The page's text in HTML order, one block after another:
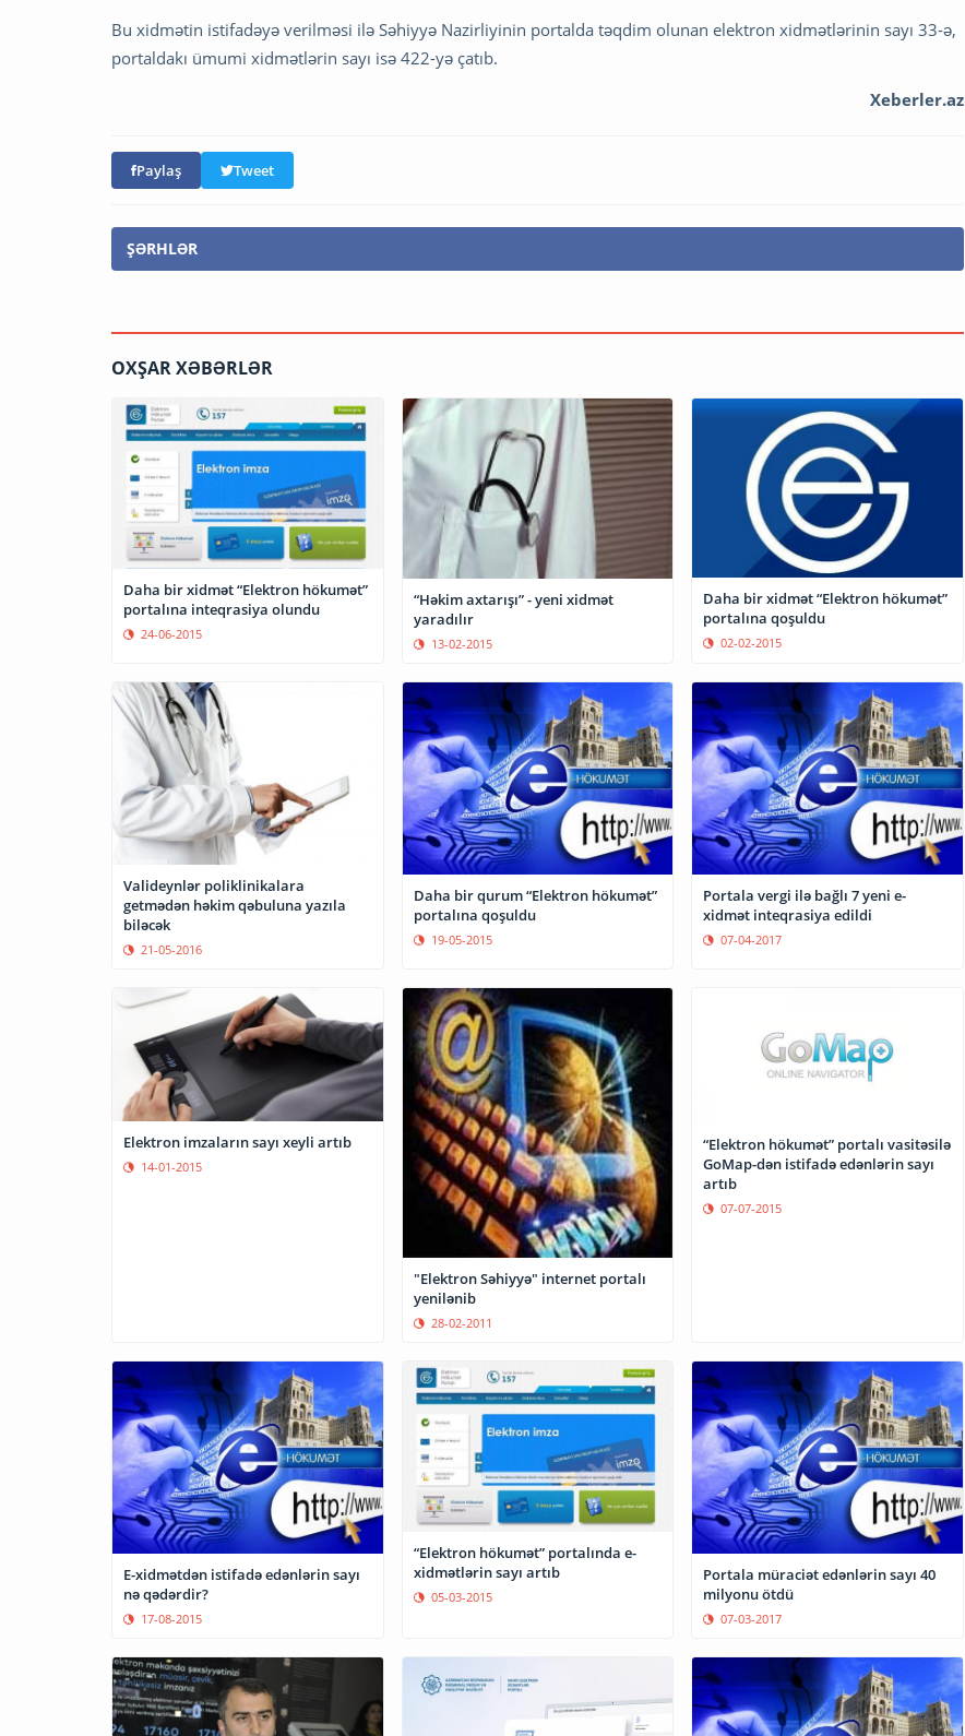
Bu xidmətin istifadəyə verilməsi ilə Səhiyyə Nazirliyinin portalda təqdim olunan elektron xidmətlərinin sayı 33-ə,
portaldakı ümumi xidmətlərin sayı isə 422-yə çatıb.
Xeberler.az
Paylaş Tweet
ŞƏRHLƏR
OXŞAR XƏBƏRLƏR
Daha bir xidmət “Elektron hökumət”
portalına inteqrasiya olundu
24-06-2015
“Həkim axtarışı” - yeni xidmət
yaradılır
13-02-2015
Daha bir xidmət “Elektron hökumət”
portalına qoşuldu
02-02-2015
Valideynlər poliklinikalara
getmədən həkim qəbuluna yazıla
biləcək
21-05-2016
Daha bir qurum “Elektron hökumət”
portalına qoşuldu
19-05-2015
Portala vergi ilə bağlı 7 yeni e-
xidmət inteqrasiya edildi
07-04-2017
Elektron imzaların sayı xeyli artıb
14-01-2015
"Elektron Səhiyyə" internet portalı
yenilənib
28-02-2011
“Elektron hökumət” portalı vasitəsilə
GoMap-dən istifadə edənlərin sayı
artıb
07-07-2015
E-xidmətdən istifadə edənlərin sayı
nə qədərdir?
17-08-2015
“Elektron hökumət” portalında e-
xidmətlərin sayı artıb
05-03-2015
Portala müraciət edənlərin sayı 40
milyonu ötdü
07-03-2017